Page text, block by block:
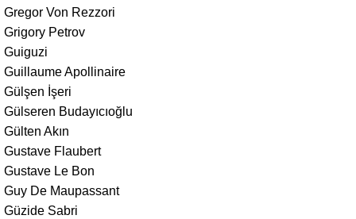
Gregor Von Rezzori
Grigory Petrov
Guiguzi
Guillaume Apollinaire
Gülşen İşeri
Gülseren Budayıcıoğlu
Gülten Akın
Gustave Flaubert
Gustave Le Bon
Guy De Maupassant
Güzide Sabri